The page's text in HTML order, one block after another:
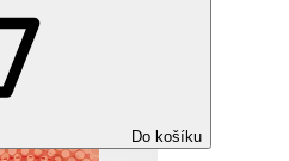
Do košíku